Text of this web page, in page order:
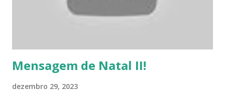
Mensagem de Natal II!
dezembro 29, 2023